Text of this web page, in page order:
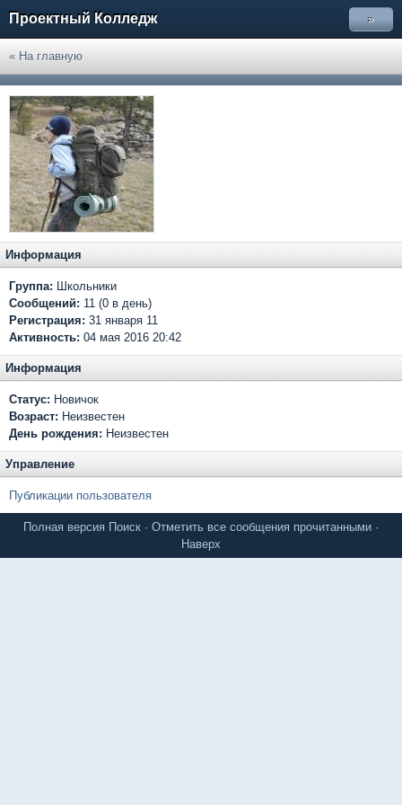
Проектный Колледж »
« На главную
Информация
Группа: Школьники
Сообщений: 11 (0 в день)
Регистрация: 31 января 11
Активность: 04 мая 2016 20:42
Информация
Статус: Новичок
Возраст: Неизвестен
День рождения: Неизвестен
Управление
Публикации пользователя
Полная версия Поиск · Отметить все сообщения прочитанными ·
Наверх